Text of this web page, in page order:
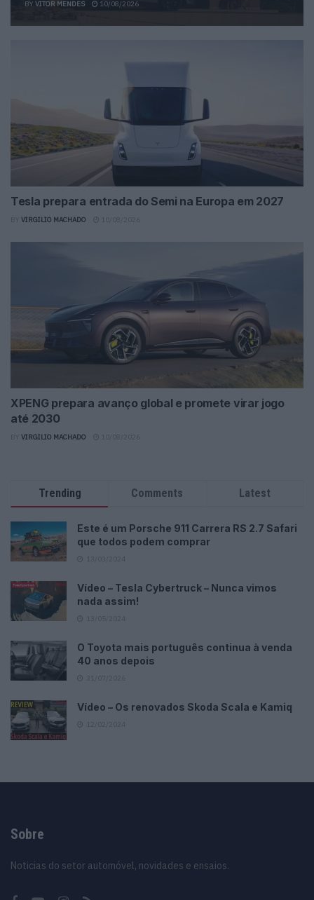
BY VITOR MENDES 10/08/2026
Tesla prepara entrada do Semi na Europa em 2027
VIRGILIO MACHADO
XPENG prepara avanço global e promete virar jogo
até 2030
VIRGILIO MACHADO
Trending Comments Latest
Este é um Porsche 911 Carrera RS 2.7 Safari
que todos podem comprar
Vídeo – Tesla Cybertruck – Nunca vimos
nada assim!
O Toyota mais português continua à venda
40 anos depois
Vídeo – Os renovados Skoda Scala e Kamiq
Sobre
Noticias do setor automóvel, novidades e ensaios.